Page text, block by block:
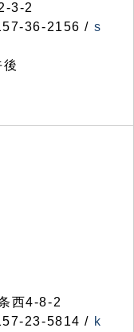
3-2
36-2156 / s
西4-8-2
23-5814 / k